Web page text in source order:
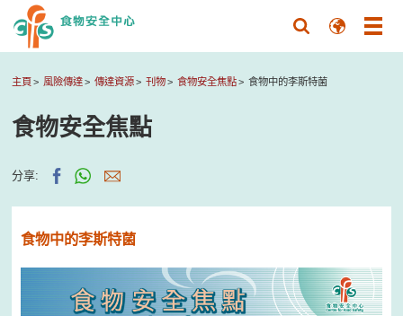
主頁 風險傳達 傳達資源 刊物 食物安全焦點 食物中的李斯特菌
食物安全焦點
分享:
食物中的李斯特菌